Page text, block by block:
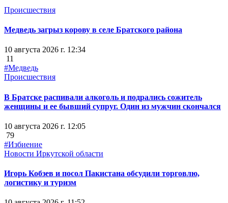
Происшествия
Медведь загрыз корову в селе Братского района
10 августа 2026 г. 12:34
11
#Медведь
Происшествия
В Братске распивали алкоголь и подрались сожитель
женщины и ее бывший супруг. Один из мужчин скончался
10 августа 2026 г. 12:05
79
#Избиение
Новости Иркутской области
Игорь Кобзев и посол Пакистана обсудили торговлю,
логистику и туризм